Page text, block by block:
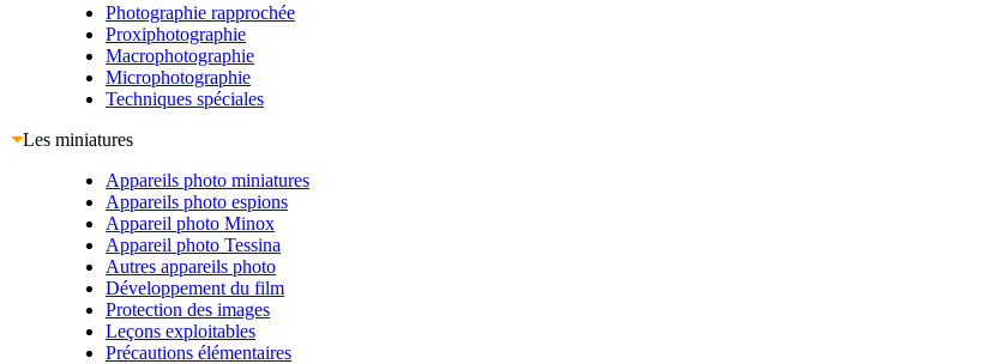
Photographie rapprochée
Proxiphotographie
Macrophotographie
Microphotographie
Techniques spéciales
Les miniatures
Appareils photo miniatures
Appareils photo espions
Appareil photo Minox
Appareil photo Tessina
Autres appareils photo
Développement du film
Protection des images
Leçons exploitables
Précautions élémentaires